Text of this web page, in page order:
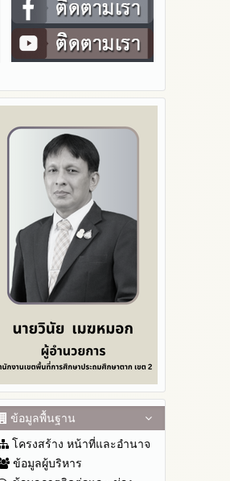
ข้อมูลพื้นฐาน
โครงสร้าง หน้าที่และอำนาจ
ข้อมูลผู้บริหาร